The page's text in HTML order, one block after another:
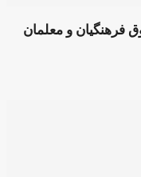
فرهنگیان و معلمان